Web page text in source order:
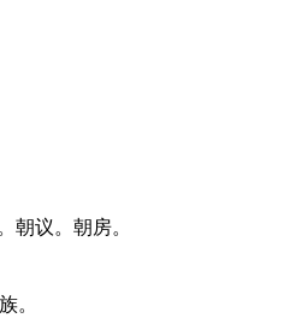
朝议。朝房。
。